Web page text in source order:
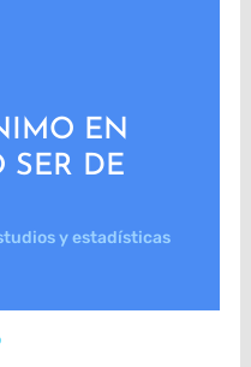
EN
SER DE
y estadísticas